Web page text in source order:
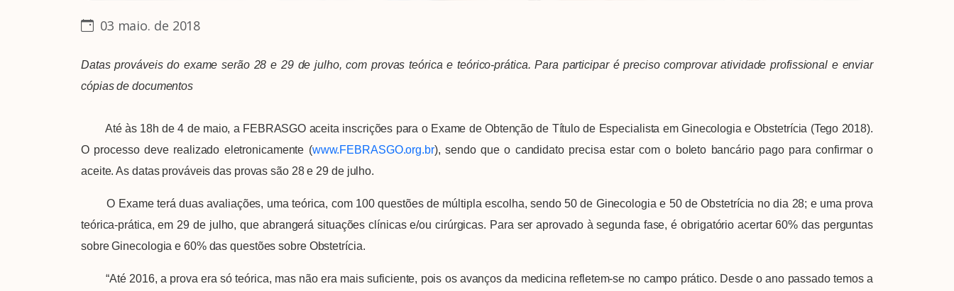
03 maio. de 2018
Datas prováveis do exame serão 28 e 29 de julho, com provas teórica e teórico-prática. Para participar é preciso comprovar atividade profissional e enviar
cópias de documentos
Até às 18h de 4 de maio, a FEBRASGO aceita inscrições para o Exame de Obtenção de Título de Especialista em Ginecologia e Obstetrícia (Tego 2018).
O processo deve realizado eletronicamente (www.FEBRASGO.org.br), sendo que o candidato precisa estar com o boleto bancário pago para confirmar o
aceite. As datas prováveis das provas são 28 e 29 de julho.
O Exame terá duas avaliações, uma teórica, com 100 questões de múltipla escolha, sendo 50 de Ginecologia e 50 de Obstetrícia no dia 28; e uma prova
teórica-prática, em 29 de julho, que abrangerá situações clínicas e/ou cirúrgicas. Para ser aprovado à segunda fase, é obrigatório acertar 60% das perguntas
sobre Ginecologia e 60% das questões sobre Obstetrícia.
“Até 2016, a prova era só teórica, mas não era mais suficiente, pois os avanços da medicina refletem-se no campo prático. Desde o ano passado temos a